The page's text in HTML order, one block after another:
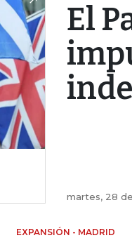
El
martes, 28
EXPANSIÓN - MADRID